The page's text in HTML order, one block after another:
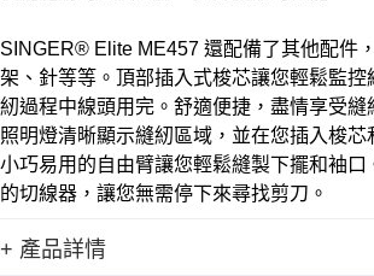
SINGER® Elite ME457 還配備了其他配件
架、針等等。頂部插入式梭芯讓您輕鬆監控
紉過程中線頭用完。舒適便捷，盡情享受縫
照明燈清晰顯示縫紉區域，並在您插入梭芯
小巧易用的自由臂讓您輕鬆縫製下擺和袖口
的切線器，讓您無需停下來尋找剪刀。
+ 產品詳情